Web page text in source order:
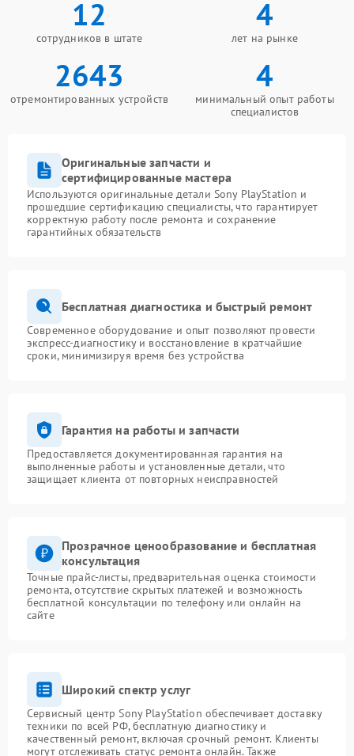
12
сотрудников в штате
4
лет на рынке
2643
отремонтированных устройств
4
минимальный опыт работы
специалистов
Оригинальные запчасти и
сертифицированные мастера
Используются оригинальные детали Sony PlayStation и
прошедшие сертификацию специалисты, что гарантирует
корректную работу после ремонта и сохранение
гарантийных обязательств
Бесплатная диагностика и быстрый ремонт
Современное оборудование и опыт позволяют провести
экспресс-диагностику и восстановление в кратчайшие
сроки, минимизируя время без устройства
Гарантия на работы и запчасти
Предоставляется документированная гарантия на
выполненные работы и установленные детали, что
защищает клиента от повторных неисправностей
Прозрачное ценообразование и бесплатная
консультация
Точные прайс-листы, предварительная оценка стоимости
ремонта, отсутствие скрытых платежей и возможность
бесплатной консультации по телефону или онлайн на
сайте
Широкий спектр услуг
Сервисный центр Sony PlayStation обеспечивает доставку
техники по всей РФ, бесплатную диагностику и
качественный ремонт, включая срочный ремонт. Клиенты
могут отслеживать статус ремонта онлайн. Также